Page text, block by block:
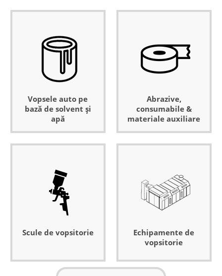
Vopsele auto pe
bază de solvent și
apă
Abrazive,
consumabile &
materiale auxiliare
Scule de vopsitorie
Echipamente de
vopsitorie